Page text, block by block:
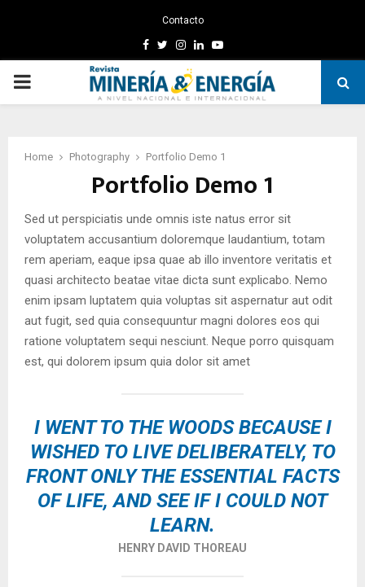
Contacto
Facebook
TwitterInstagram
LinkedinYoutube
PRIMARY
Home Photography Portfolio Demo 1
Portfolio Demo 1
Sed ut perspiciatis unde omnis iste natus error sit
voluptatem accusantium doloremque laudantium, totam
rem aperiam, eaque ipsa quae ab illo inventore veritatis et
quasi architecto beatae vitae dicta sunt explicabo. Nemo
enim ipsam luptatem quia voluptas sit aspernatur aut odit
aut fugit, sed quia consequuntur magni dolores eos qui
ratione voluptatem sequi nesciunt. Neque porro quisquam
est, qui dolorem ipsum quia dolor sit amet
I WENT TO THE WOODS BECAUSE I
WISHED TO LIVE DELIBERATELY, TO
FRONT ONLY THE ESSENTIAL FACTS
OF LIFE, AND SEE IF I COULD NOT
LEARN.
HENRY DAVID THOREAU